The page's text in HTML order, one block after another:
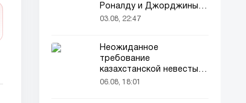
Роналду и Джорджины,
вызвал ажиотаж
03.08, 22:47
Неожиданное
требование
казахстанской невесты в
качестве махра удивило
06.08, 18:01